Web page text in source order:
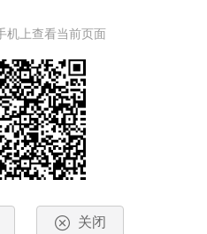
机上查看当前页面
关闭